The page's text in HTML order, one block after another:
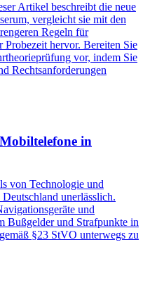
Artikel beschreibt die neue
vergleicht sie mit den
Regeln für
hervor. Bereiten Sie
vor, indem Sie
Rechtsanforderungen
in
von Technologie und
unerlässlich.
und
Bußgelder und Strafpunkte in
§23 StVO unterwegs zu